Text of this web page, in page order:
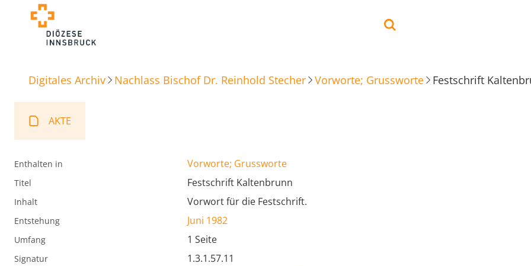
Digitales Archiv Nachlass Bischof Dr. Reinhold Stecher Vorworte; Grussworte Festschrift
AKTE
Enthalten in Vorworte; Grussworte
Titel Festschrift Kaltenbrunn
Inhalt Vorwort für die Festschrift.
Entstehung Juni 1982
Umfang 1 Seite
Signatur 1.3.1.57.11